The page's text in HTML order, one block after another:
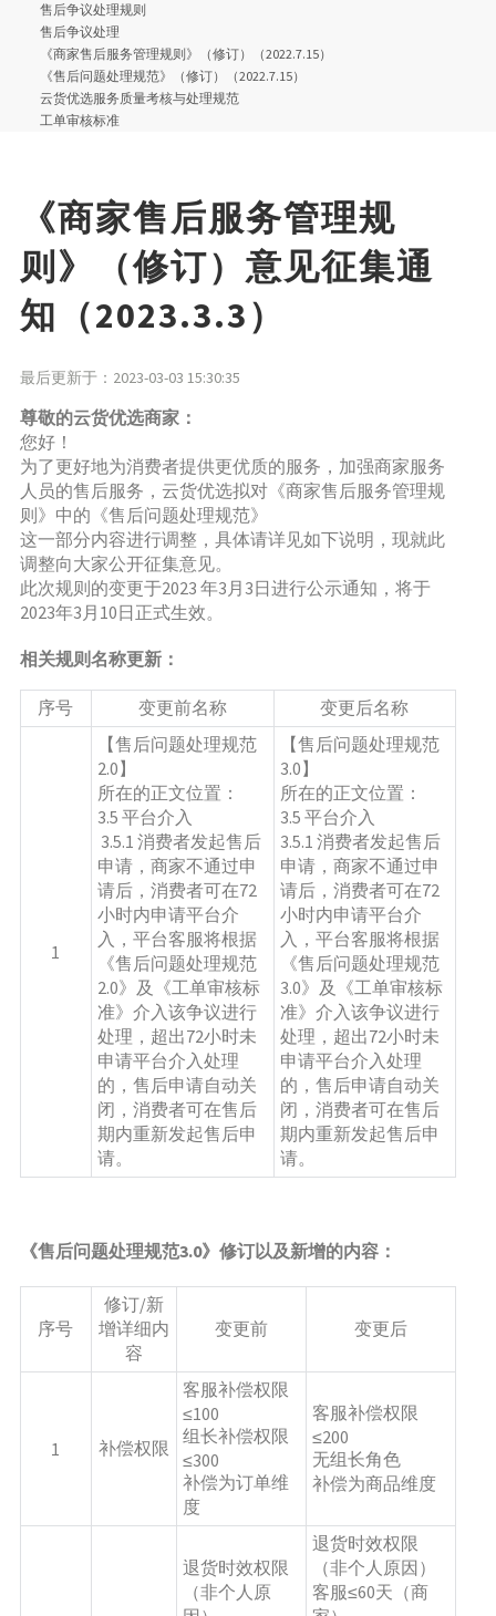
售后争议处理规则
售后争议处理
《商家售后服务管理规则》（修订）（2022.7.15）
《售后问题处理规范》（修订）（2022.7.15）
云货优选服务质量考核与处理规范
工单审核标准
《商家售后服务管理规
则 》（修订）意见征集通
知（2023.3.3）
最后更新于：2023-03-03 15:30:35
尊敬的云货优选商家：
您好！
为了更好地为消费者提供更优质的服务，加强商家服务
人员的售后服务，云货优选拟对《商家售后服务管理规
则》中的《售后问题处理规范》
这一部分内容进行调整，具体请详见如下说明，现就此
调整向大家公开征集意见。
此次规则的变更于2023 年3月3日进行公示通知，将于
2023年3月10日正式生效。
相关规则名称更新：
序号 变更前名称 变更后名称
1
【售后问题处理规范
2.0】
所在的正文位置：
3.5 平台介入
申请，商家不通过申
请后，消费者可在72
小时内申请平台介
入，平台客服将根据
《售后问题处理规范
2.0》及《工单审核标
准》介入该争议进行
处理，超出72小时未
申请平台介入处理
的，售后申请自动关
闭，消费者可在售后
期内重新发起售后申
请。
【售后问题处理规范
3.0】
所在的正文位置：
3.5 平台介入
3.5.1 消费者发起售后
申请，商家不通过申
请后，消费者可在72
小时内申请平台介
入，平台客服将根据
《售后问题处理规范
3.0》及《工单审核标
准》介入该争议进行
处理，超出72小时未
申请平台介入处理
的，售后申请自动关
闭，消费者可在售后
期内重新发起售后申
请。
《售后问题处理规范3.0》修订以及新增的内容：
序号
修订/新
增详细内
容
变更前 变更后
1 补偿权限
客服补偿权限
≤100
组长补偿权限
≤300
补偿为订单维
度
客服补偿权限
≤200
无组长角色
补偿为商品维度
退货时效权限
（非个人原
退货时效权限
（非个人原因）
客服≤60天（商